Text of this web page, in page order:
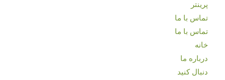
پرینتر
تماس با ما
تماس با ما
خانه
درباره ما
دنبال کنید